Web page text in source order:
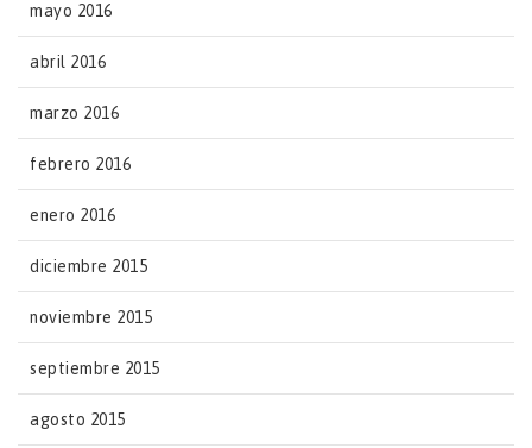
mayo 2016
abril 2016
marzo 2016
febrero 2016
enero 2016
diciembre 2015
noviembre 2015
septiembre 2015
agosto 2015